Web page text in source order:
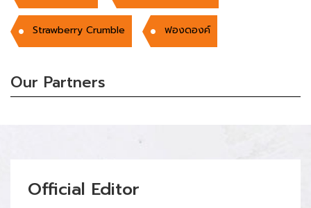
Strawberry Crumble ฟองดองค์
Our Partners
Official Editor